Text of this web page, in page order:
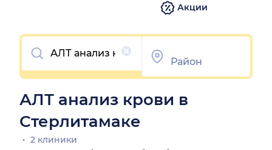
Акции
Очистить
АЛТ анализ крови в
Стерлитамаке
2 клиники